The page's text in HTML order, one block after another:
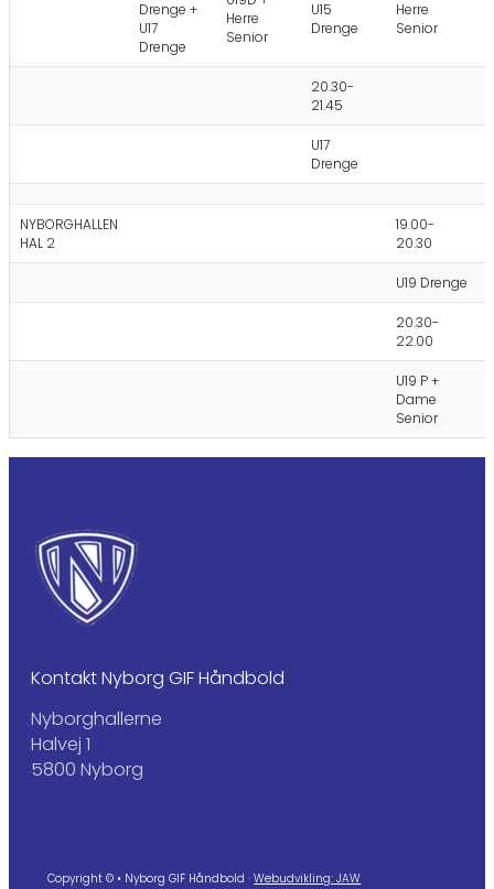
Drenge +
U17
Drenge
Herre
Senior
U15
Drenge
Herre
Senior
20.30-
21.45
U17
Drenge
NYBORGHALLEN
HAL 2
19.00-
20.30
U19 Drenge
20.30-
22.00
U19 P +
Dame
Senior
Kontakt Nyborg GIF Håndbold
Nyborghallerne
Halvej 1
5800 Nyborg
Copyright © • Nyborg GIF Håndbold ·Webudvikling: JAW